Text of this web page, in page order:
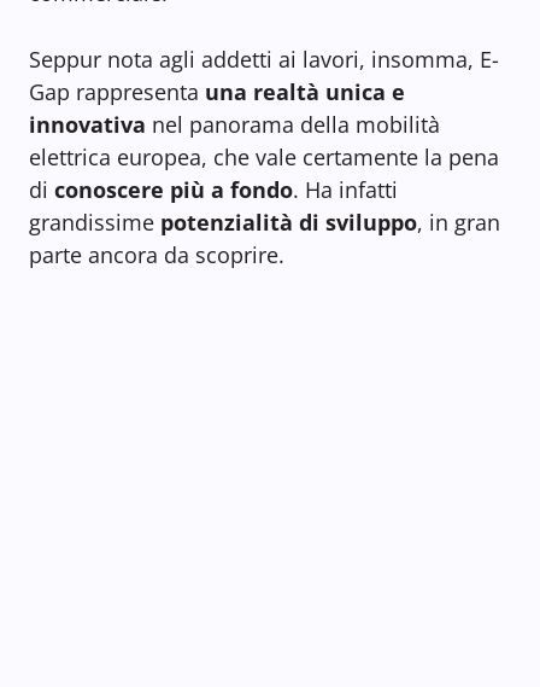
Seppur nota agli addetti ai lavori, insomma, E-
Gap rappresenta una realtà unica e
innovativa nel panorama della mobilità
elettrica europea, che vale certamente la pena
di conoscere più a fondo. Ha infatti
grandissime potenzialità di sviluppo, in gran
parte ancora da scoprire.